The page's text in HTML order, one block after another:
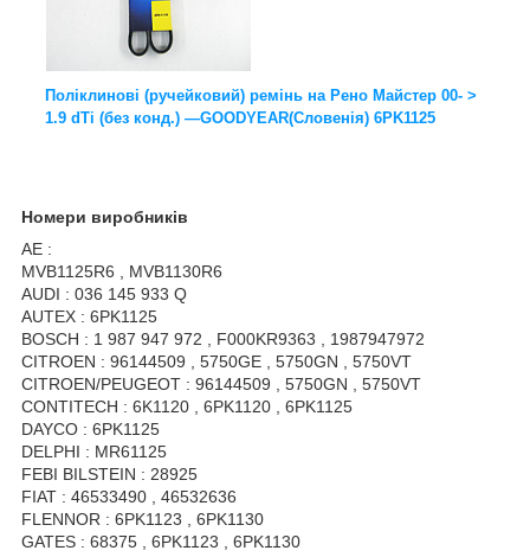
Поліклинові (ручейковий) ремінь на Рено Майстер 00- >
1.9 dТi (без конд.) —GOODYEAR(Словенія) 6PK1125
Номери виробників
AE :
MVB1125R6 , MVB1130R6
AUDI : 036 145 933 Q
AUTEX : 6PK1125
BOSCH : 1 987 947 972 , F000KR9363 , 1987947972
CITROEN : 96144509 , 5750GE , 5750GN , 5750VT
CITROEN/PEUGEOT : 96144509 , 5750GN , 5750VT
CONTITECH : 6K1120 , 6PK1120 , 6PK1125
DAYCO : 6PK1125
DELPHI : MR61125
FEBI BILSTEIN : 28925
FIAT : 46533490 , 46532636
FLENNOR : 6PK1123 , 6PK1130
GATES : 68375 , 6PK1123 , 6PK1130